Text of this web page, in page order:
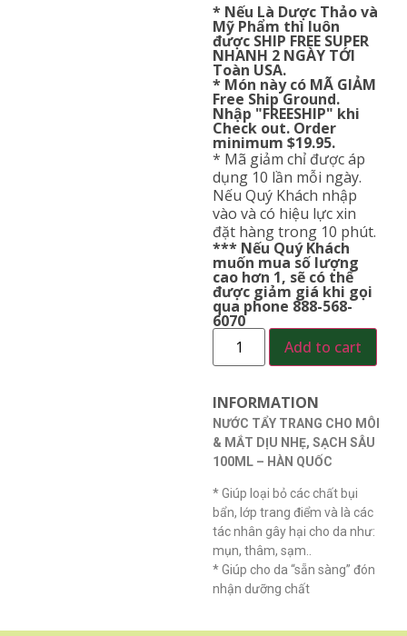
* Nếu Là Dược Thảo và
Mỹ Phẩm thì luôn
được SHIP FREE SUPER
NHANH 2 NGÀY TỚI
Toàn USA.
* Món này có MÃ GIẢM
Free Ship Ground.
Nhập "FREESHIP" khi
Check out. Order
minimum $19.95.
* Mã giảm chỉ được áp
dụng 10 lần mỗi ngày.
Nếu Quý Khách nhập
vào và có hiệu lực xin
đặt hàng trong 10 phút.
*** Nếu Quý Khách
muốn mua số lượng
cao hơn 1, sẽ có thể
được giảm giá khi gọi
qua phone 888-568-
6070
Add to cart
INFORMATION
NƯỚC TẨY TRANG CHO MÔI
& MẮT DỊU NHẸ, SẠCH SÂU
100ML – HÀN QUỐC
* Giúp loại bỏ các chất bụi
bẩn, lớp trang điểm và là các
tác nhân gây hại cho da như:
mụn, thâm, sạm..
* Giúp cho da “sẵn sàng” đón
nhận dưỡng chất